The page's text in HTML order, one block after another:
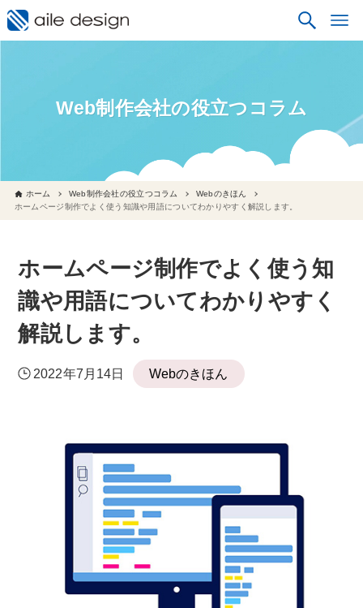
Web制作会社の役立つコラム
ホーム Web制作会社の役立つコラム
Webのきほん
ホームページ制作でよく使う知識や用語についてわかりやすく解説します。
ホームページ制作でよく使う知
識や用語についてわかりやすく
解説します。
2022年7月14日 Webのきほん